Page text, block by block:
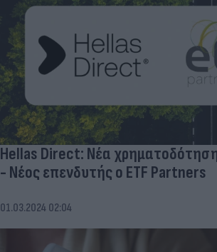
Hellas Direct: Νέα
- Νέος επενδυτής ο ETF Partners
01.03.2024 02:04